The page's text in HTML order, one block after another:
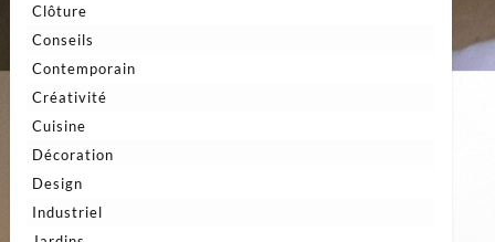
Clôture
Conseils
Contemporain
Créativité
Cuisine
Décoration
Design
Industriel